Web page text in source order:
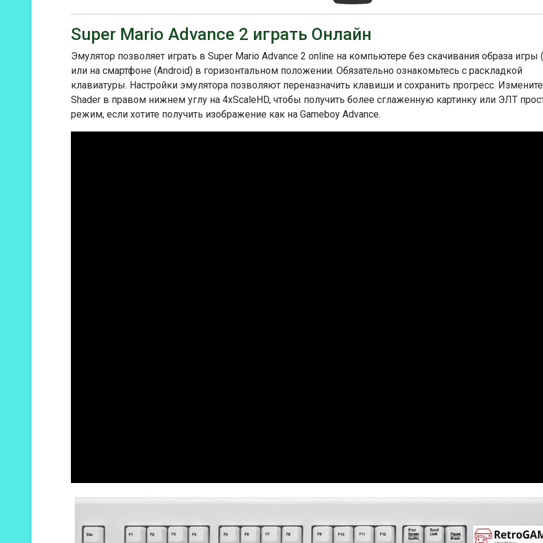
Что касается истории создания Super Mario Advance 2: Super Mario World, то она была
разработана Nintendo EAD, той же командой, которая отвечала за оригинальный Super Mario
World. Игра была создана в качестве стартового названия для GBA и имела целью познакомить
новое поколение игроков с любимым миром Super Mario. Super Mario Advance 2: Super Mario
уровней и очаровательные визуальные эффекты. Она остается любимой игрой во франшизе
Mario и выдающейся игрой на GBA.
Super Mario Advance 2 играть Онлайн
Эмулятор позволяет играть в Super Mario Advance 2 online на компьютере без скачивания образа игры
или на смартфоне (Android) в горизонтальном положении. Обязательно ознакомьтесь с раскладкой
клавиатуры. Настройки эмулятора позволяют переназначить клавиши и сохранить прогресс. Измените
Shader в правом нижнем углу на 4xScaleHD, чтобы получить более сглаженную картинку или ЭЛТ
режим, если хотите получить изображение как на Gameboy Advance.